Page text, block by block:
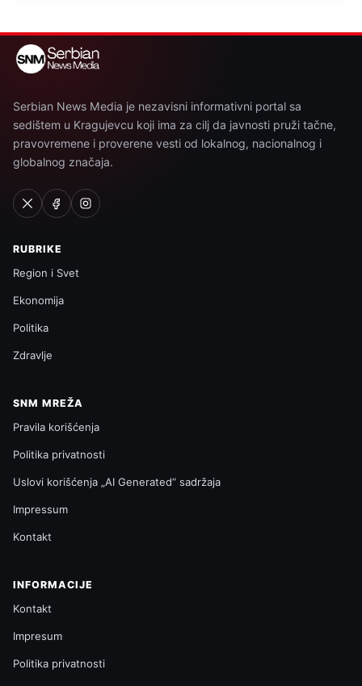
Serbian News Media je nezavisni informativni portal sa
sedištem u Kragujevcu koji ima za cilj da javnosti pruži tačne,
pravovremene i proverene vesti od lokalnog, nacionalnog i
globalnog značaja.
RUBRIKE
Region i Svet
Ekonomija
Politika
Zdravlje
SNM MREŽA
Pravila korišćenja
Politika privatnosti
Uslovi korišćenja „AI Generated“ sadržaja
Impressum
Kontakt
INFORMACIJE
Kontakt
Impresum
Politika privatnosti